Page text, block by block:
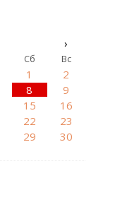
›
Сб Вс
1
2
8
9
15
16
22
23
29
30